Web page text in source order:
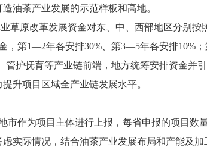
油茶产业发展的示范样板和高地。
草原改革发展资金对东、中、西部地区分别
，第1—2年各安排30%、第3—5年各安排10%
管护抚育等产业链前端，地方统筹安排资金并
升项目区域全产业链发展水平。
市作为项目主体进行上报，每省申报的项目
实际情况，结合油茶产业发展布局和产能及